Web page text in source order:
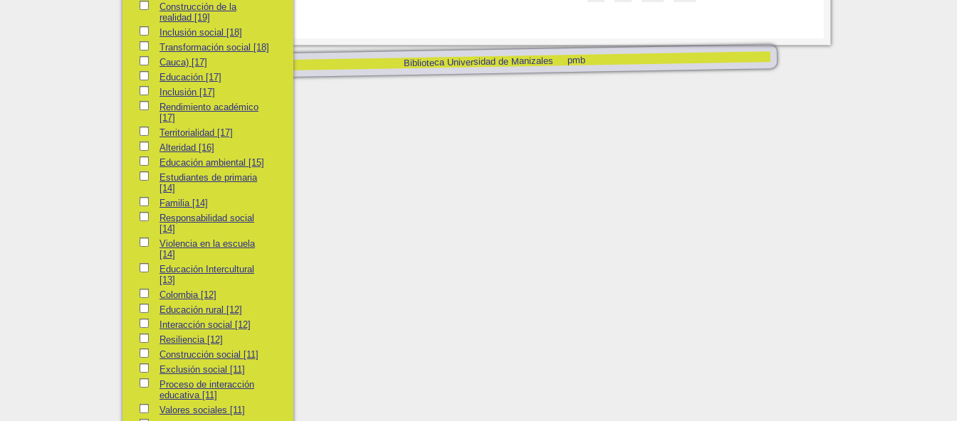
Biblioteca Universidad de Manizales pmb
Construcción de la realidad
Construcción de la
realidad [19]
Inclusión social
Inclusión social [18]
Transformación social
Transformación social [18]
Cauca)Cauca) [17]
EducaciónEducación [17]
InclusiónInclusión [17]
Rendimiento académico
Rendimiento académico
[17]
Territorialidad
Territorialidad [17]
AlteridadAlteridad [16]
Educación ambiental
Educación ambiental [15]
Estudiantes de primaria
Estudiantes de primaria
[14]
FamiliaFamilia [14]
Responsabilidad social
Responsabilidad social
[14]
Violencia en la escuela
Violencia en la escuela
[14]
Educación Intercultural
Educación Intercultural
[13]
ColombiaColombia [12]
Educación rural
Educación rural [12]
Interacción social
Interacción social [12]
ResilienciaResiliencia [12]
Construcción social
Construcción social [11]
Exclusión social
Exclusión social [11]
Proceso de interacción educativa
Proceso de interacción
educativa [11]
Valores sociales
Valores sociales [11]